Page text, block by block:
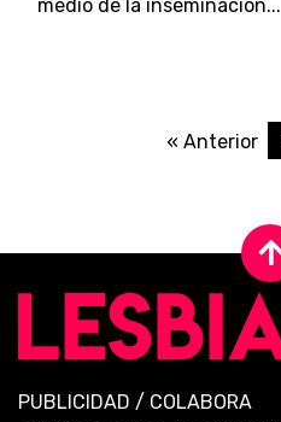
medio de la inseminación...
« Anterior
PUBLICIDAD / COLABORA